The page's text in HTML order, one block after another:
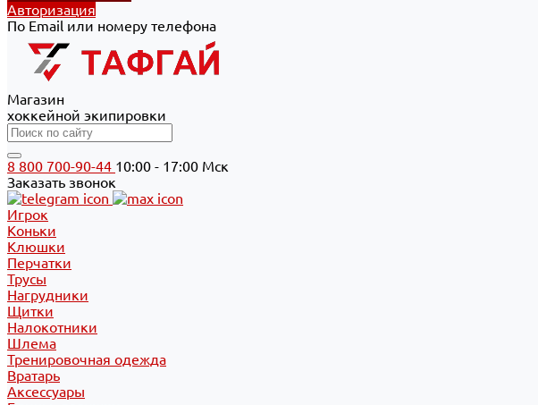
Авторизация
По Email или номеру телефона
Магазин
хоккейной экипировки
8 800 700-90-44 10:00 - 17:00 Мск
Заказать звонок
Игрок
Коньки
Клюшки
Перчатки
Трусы
Нагрудники
Щитки
Налокотники
Шлема
Тренировочная одежда
Вратарь
Аксессуары